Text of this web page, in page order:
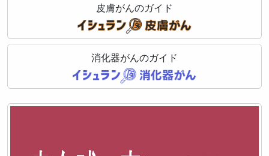
皮膚がんのガイド
消化器がんのガイド